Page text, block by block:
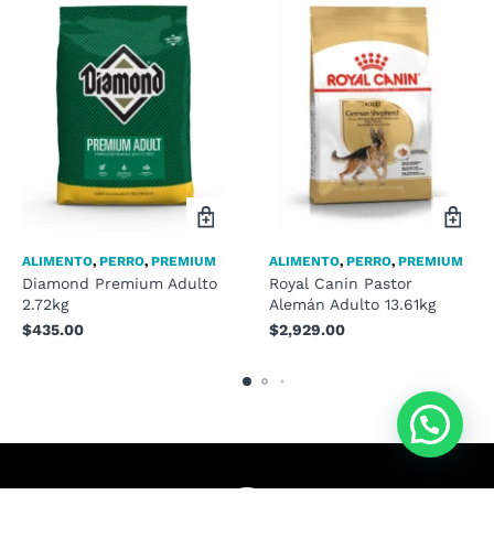
ALIMENTO, PERRO, PREMIUM
Diamond Premium Adulto
2.72kg
$435.00
ALIMENTO, PERRO, PREMIUM
Royal Canin Pastor
Alemán Adulto 13.61kg
$2,929.00